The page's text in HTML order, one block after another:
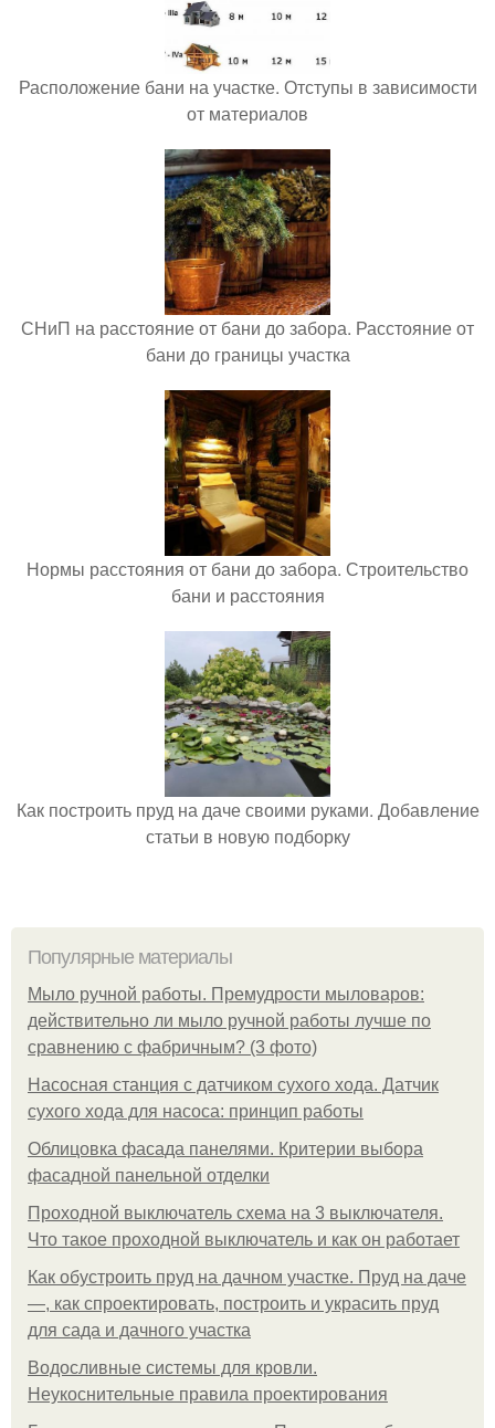
Расположение бани на участке. Отступы в зависимости
от материалов
СНиП на расстояние от бани до забора. Расстояние от
бани до границы участка
Нормы расстояния от бани до забора. Строительство
бани и расстояния
Как построить пруд на даче своими руками. Добавление
статьи в новую подборку
Популярные материалы
Мыло ручной работы. Премудрости мыловаров:
действительно ли мыло ручной работы лучше по
сравнению с фабричным? (3 фото)
Насосная станция с датчиком сухого хода. Датчик
сухого хода для насоса: принцип работы
Облицовка фасада панелями. Критерии выбора
фасадной панельной отделки
Проходной выключатель схема на 3 выключателя.
Что такое проходной выключатель и как он работает
Как обустроить пруд на дачном участке. Пруд на даче
—, как спроектировать, построить и украсить пруд
для сада и дачного участка
Водосливные системы для кровли.
Неукоснительные правила проектирования